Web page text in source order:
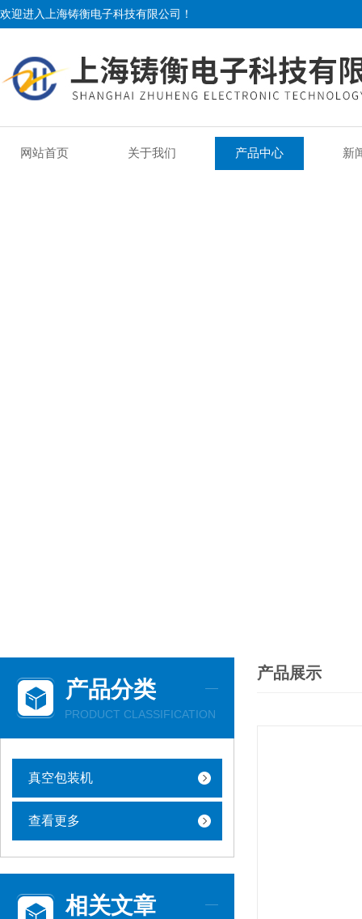
欢迎进入上海铸衡电子科技有限公司！
网站首页 关于我们 产品中心 新
产品分类
PRODUCT CLASSIFICATION
真空包装机
查看更多
相关文章
产品展示